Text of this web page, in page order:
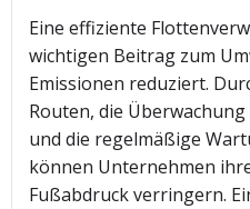
Eine effiziente
wichtigen Beitrag zum
Emissionen reduziert.
Routen, die
und die regelmäßige
können Unternehmen
Fußabdruck verringern.